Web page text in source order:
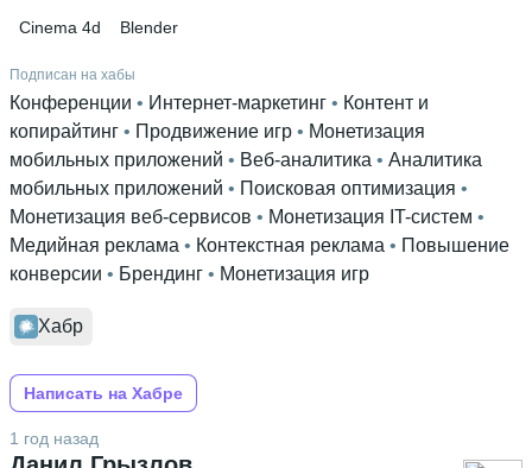
Cinema 4d
Blender
Подписан на хабы
Конференции • Интернет-маркетинг • Контент и
копирайтинг • Продвижение игр • Монетизация
мобильных приложений • Веб-аналитика • Аналитика
мобильных приложений • Поисковая оптимизация
Монетизация веб-сервисов • Монетизация IT-систем
Медийная реклама • Контекстная реклама • Повышение
конверсии • Брендинг • Монетизация игр
Хабр
Написать на Хабре
1 год назад